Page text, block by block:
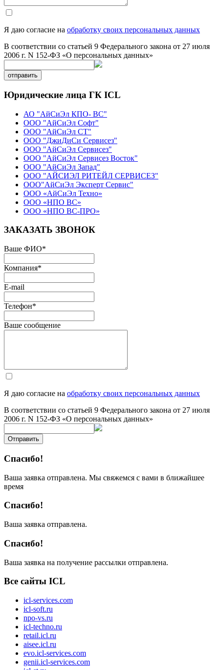
Я даю согласие на обработку своих персональных данных
В соответствии со статьей 9 Федерального закона от 27 июля
2006 г. N 152-ФЗ «О персональных данных»
отправить
Юридические лица ГК ICL
АО "АйСиЭл КПО- ВС"
ООО "АйСиЭл Софт"
ООО "АйСиЭл СТ"
ООО "ДжиДиСи Сервисез"
ООО "АйСиЭл Сервисез"
ООО "АйСиЭл Сервисез Восток"
ООО "АйСиЭл Запад"
ООО "АЙСИЭЛ РИТЕЙЛ СЕРВИСЕЗ"
ООО"АйСиЭл Эксперт Сервис"
ООО «АйСиЭл Техно»
ООО «НПО ВС»
ООО «НПО ВС-ПРО»
ЗАКАЗАТЬ ЗВОНОК
Ваше ФИО*
Компания*
E-mail
Телефон*
Ваше сообщение
Я даю согласие на обработку своих персональных данных
В соответствии со статьей 9 Федерального закона от 27 июля
2006 г. N 152-ФЗ «О персональных данных»
Отправить
Спасибо!
Ваша заявка отправлена. Мы свяжемся с вами в ближайшее
время
Спасибо!
Ваша заявка отправлена.
Спасибо!
Ваша заявка на получение рассылки отправлена.
Все сайты ICL
icl-services.com
icl-soft.ru
npo-vs.ru
icl-techno.ru
retail.icl.ru
aisee.icl.ru
evo.icl-services.com
genii.icl-services.com